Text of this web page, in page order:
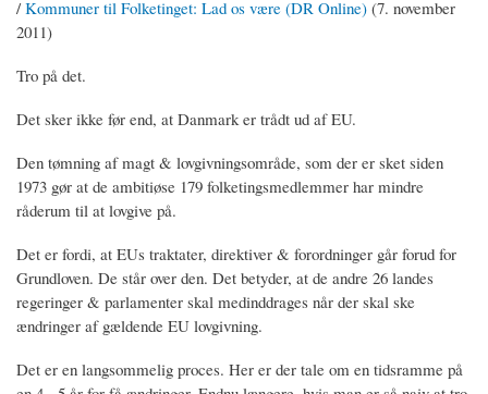
/Kommuner til Folketinget: Lad os være (DR Online) (7. november
2011)
Tro på det.
Det sker ikke før end, at Danmark er trådt ud af EU.
Den tømning af magt & lovgivningsområde, som der er sket siden
1973 gør at de ambitiøse 179 folketingsmedlemmer har mindre
råderum til at lovgive på.
Det er fordi, at EUs traktater, direktiver & forordninger går forud for
Grundloven. De står over den. Det betyder, at de andre 26 landes
regeringer & parlamenter skal medinddrages når der skal ske
ændringer af gældende EU lovgivning.
Det er en langsommelig proces. Her er der tale om en tidsramme på